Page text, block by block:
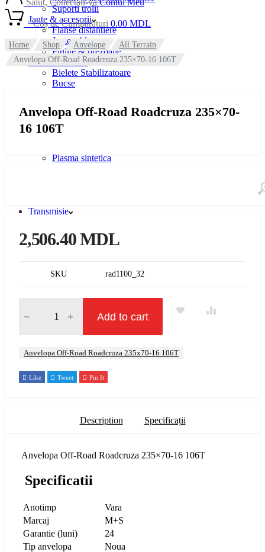
Suporti trolii
Jante & accesorii
Flanse distantiere
Jante tabla
Piulite & prezoane
Piese de schimb
Bielete Stabilizatoare
Bucse
Reparatie punte
Recuperare
Plasma sintetica
Transmisie
Diferentiale blocabile
MRL-uri AVM
Salut, Conectați-văContul Meu
0Coș de Cumpărături 0.00 MDL
Home Shop Anvelope
All Terrain
Anvelopa Off-Road Roadcruza 235×70-16 106T
Anvelopa Off-Road Roadcruza 235×70-
16 106T
2,506.40MDL
SKU rad1100_32
Cantitate Anvelopa Off-Road Roadcruza 235×70-16 106T
Add to cart
Etichetă:
Anvelopa Off-Road Roadcruza 235x70-16 106T
Like Tweet Pin It
Description Specificații
Anvelopa Off-Road Roadcruza 235×70-16 106T
Specificatii
Anotimp
Vara
Marcaj
M+S
Garantie (luni)
24
Tip anvelopa
Noua